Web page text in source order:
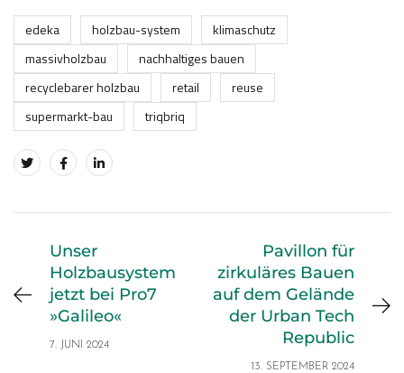
edeka holzbau-system
klimaschutz
massivholzbau
nachhaltiges bauen
recyclebarer holzbau
retail
reuse
supermarkt-bau
triqbriq
Unser
Holzbausystem
jetzt bei Pro7
»Galileo«
7. JUNI 2024
Pavillon für
zirkuläres Bauen
auf dem Gelände
der Urban Tech
Republic
13. SEPTEMBER 2024